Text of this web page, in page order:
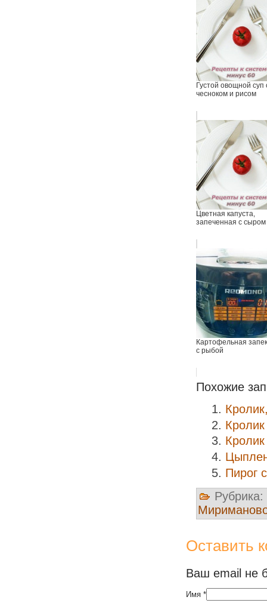
Густой овощной суп
чесноком и рисом
Цветная капуста,
запеченная с сыром
Картофельная
с рыбой
Похожие
Пирог
Рубрика:
Оставить
Ваш email не
Имя *